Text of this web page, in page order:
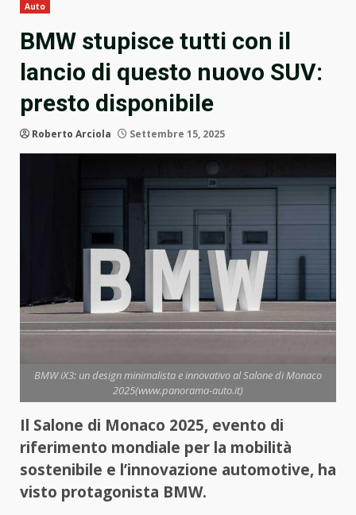
Auto
BMW stupisce tutti con il
lancio di questo nuovo SUV:
presto disponibile
Roberto Arciola Settembre 15, 2025
BMW iX3: un design minimalista e innovativo al Salone di Monaco
2025(www.panorama-auto.it)
Il Salone di Monaco 2025, evento di
riferimento mondiale per la mobilità
sostenibile e l’innovazione automotive, ha
visto protagonista BMW.